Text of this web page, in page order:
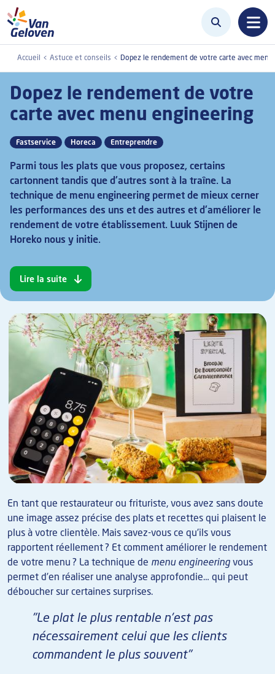
Aller au contenu principal
Accueil Astuce et conseils Dopez le rendement de votre carte avec
Dopez le rendement de votre
carte avec menu engineering
Fastservice Horeca Entreprendre
Parmi tous les plats que vous proposez, certains
cartonnent tandis que d'autres sont à la traîne. La
technique de menu engineering permet de mieux cerner
les performances des uns et des autres et d'améliorer le
rendement de votre établissement. Luuk Stijnen de
Horeko nous y initie.
Lire la suite
En tant que restaurateur ou frituriste, vous avez sans doute
une image assez précise des plats et recettes qui plaisent le
plus à votre clientèle. Mais savez-vous ce qu'ils vous
rapportent réellement ? Et comment améliorer le rendement
de votre menu ? La technique de menu engineeringvous
permet d'en réaliser une analyse approfondie… qui peut
déboucher sur certaines surprises.
"Le plat le plus rentable n'est pas
nécessairement celui que les clients
commandent le plus souvent"